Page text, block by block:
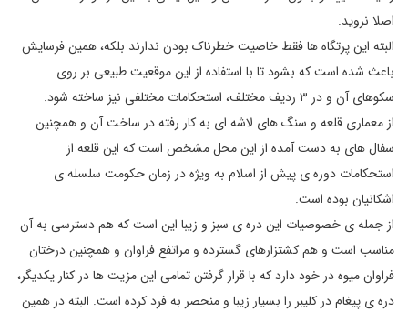
اصلا نروید.
البته این پرتگاه ها فقط خاصیت خطرناک بودن ندارند بلکه، همین فرسایش
باعث شده است که بشود تا با استفاده از این موقعیت طبیعی بر روی
سکوهای آن و در ۳ ردیف مختلف، استحکامات مختلفی نیز ساخته شود.
از معماری قلعه و سنگ های لاشه ای به کار رفته در ساخت آن و همچنین
سفال های به دست آمده از این محل مشخص است که این قلعه از
استحکامات دوره ی پیش از اسلام به ویژه در زمان حکومت سلسله ی
اشکانیان بوده است.
از جمله ی خصوصیات این دره ی سبز و زیبا این است که هم دسترسى به آن
مناسب است و هم کشتزارهای گسترده و مراتفع فراوان و همچنین درختان
فراوان میوه در خود دارد که با قرار گرفتن تمامی این مزیت ها در کنار یکدیگر،
دره ی پیغام در کلیبر را بسیار زیبا و منحصر به فرد کرده است. البته در همین